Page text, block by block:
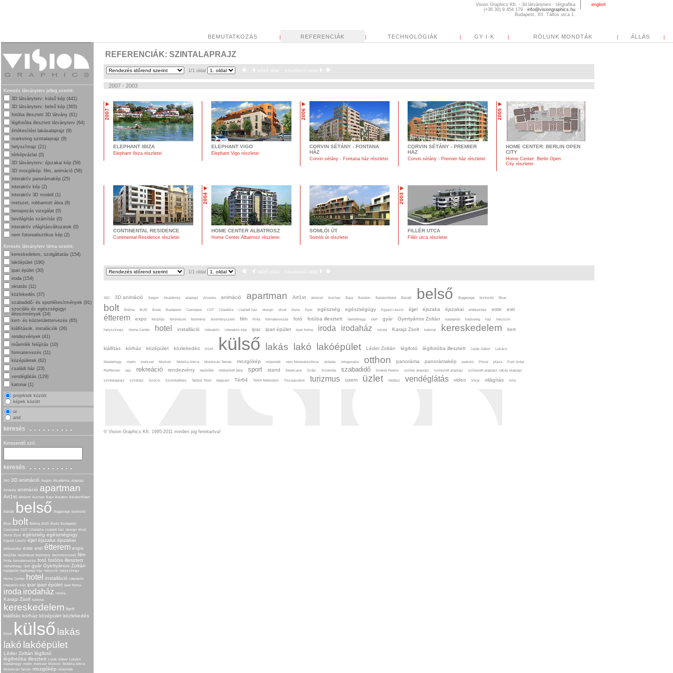
english
BEMUTATKOZÁS REFERENCIÁK TECHNOLÓGIÁK GY·I·K RÓLUNK MONDTÁK ÁLLÁS
Keresés látványterv jelleg szerint:
3D látványterv: külső kép (441)
3D látványterv: belső kép (365)
fotóba illesztett 3D látvány (61)
légifotóba illesztett látványterv (64)
értékesítési lakásalaprajz (9)
marketing szintalaprajz (9)
helyszínrajz (21)
térképvázlat (0)
3D látványterv: éjszakai kép (59)
3D mozgókép: film, animáció (58)
interaktív panorámakép (25)
interaktív kép (2)
interaktív 3D modell (1)
metszet, robbantott ábra (8)
benapozás vizsgálat (0)
bevilágítás számítás (0)
interaktív világításváltozatok (0)
nem fotorealisztikus kép (2)
Keresés látványterv téma szerint:
kereskedelem, szolgáltatás (154)
lakóépület (190)
ipari épület (30)
iroda (154)
oktatás (11)
közlekedés (37)
szabadidő- és sportlétesítmények (91)
szociális és egészségügyi
létesítmények (24)
kert- és közterülettervezés (65)
kiállítások, instalációk (26)
rendezvények (41)
műemlék felújítás (10)
formatervezés (11)
középületek (62)
családi ház (23)
vendéglátás (129)
katonai (1)
projektek között
képek között
or
and
keresés ..........
Keresendő szó:
keresés ..........
360 3D animáció Aegon Akadémia alaprajz
Alveola animáció apartman
Art1st átnézet Auchan Baja Balaton Balatonfüred
Bánáti belső Biggeorge biztosító
Blue bolt Bréma BUD Buda Budapest
Casiopea CGT Citadella családi ház design divat
Duna Dyer egészség egészségügy
Egyed László éjjel éjszaka éjszakai
értékesítés este esti étterem expo
felújítás felülnézet festmény festményszerű film
Finta formatervezés fotó fotóba illesztett
Gellérthegy Golf gyár Gyertyános Zoltán
hadapród hadsereg ház helyszín helyszínrajz
Home Center hotel installáció interaktív
interaktív kép ipar ipari épület ipari forma
iroda irodaház iskola
Karajz Zsolt katonai
kereskedelem kert
kiállítás kórház középület közlekedés
Közti külső lakás
lakó lakóépület
Léder Zoltán légifotó
légifotóba illesztett Lipák Gábor Lukács
Madárhegy metro metszet Miskolc Mobilia Artica
Moldován Tamás mozgókép műemlék
REFERENCIÁK: SZINTALAPRAJZ
1/1 oldal előző oldal következő oldal
2007 - 2003
2007
ELEPHANT IBIZA
Elephant Ibiza részletei
ELEPHANT VIGO
Elephant Vigo részletei
2006
CORVIN SÉTÁNY - FONTANA
HÁZ
Corvin sétány - Fontana ház részletei
CORVIN SÉTÁNY - PREMIER
HÁZ
Corvin sétány - Premier ház részletei
2005
HOME CENTER: BERLIN OPEN
CITY
Home Center: Berlin Open
City részletei
CONTINENTAL RESIDENCE
Continental Residence részletei
2004
HOME CENTER ALBATROSZ
Home Center Albatrosz részletei
SOMLÓI ÚT
Somlói út részletei
2003
FILLÉR UTCA
Fillér utca részletei
1/1 oldal előző oldal következő oldal
360 3D animáció Aegon Akadémia alaprajz Alveola animáció apartman Art1st átnézet Auchan Baja Balaton Balatonfüred Bánáti belső Biggeorge biztosító Blue
bolt Bréma BUD Buda Budapest Casiopea CGT Citadella családi ház design divat Duna Dyer egészség egészségügy Egyed László éjjel éjszaka éjszakai értékesítés este esti
étterem expo felújítás felülnézet festmény festményszerű film Finta formatervezés fotó fotóba illesztett Gellérthegy Golf gyár Gyertyános Zoltán hadapród hadsereg ház helyszín
helyszínrajz Home Center hotel installáció interaktív interaktív kép ipar ipari épület ipari forma iroda irodaház iskola Karajz Zsolt katonai kereskedelem kert
kiállítás kórház középület közlekedés Közti külső lakás lakó lakóépület Léder Zoltán légifotó légifotóba illesztett Lipák Gábor Lukács
Madárhegy metro metszet Miskolc Mobilia Artica Moldován Tamás mozgókép műemlék nem fotorealisztikus oktatás ortogonális otthon panoráma panorámakép parkoló Pitvar pláza
Puhl Antal
Raiffeisen
rajz rekreáció rendezvény repülőtér robbantott ábra sport stand Steelcase Svájc Svoboda szabadidő Szekér Ferenc színes alaprajz színezett alaprajz színezett alaprajz. lakás alaprajz
szintalaprajz szintrajz Szocsi Szombathely Tardos Tibor tárgyaló Tér64 Tér64 Metrodom Tiszaújváros turizmus üzem üzlet Vadász vendéglátás video Vikár világítás villa
© Vision Graphics Kft. 1995-2011 minden jog fenntartva!